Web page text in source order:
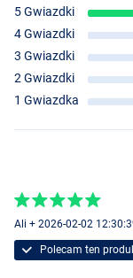
5 Gwiazdki
4 Gwiazdki
3 Gwiazdki
2 Gwiazdki
1 Gwiazdka
Ali + 2026-02-02
Polecam ten